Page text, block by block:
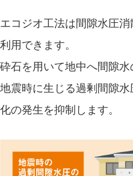
エコジオ工法は間隙水圧
利用できます。
砕石を用いて地中へ間隙水
地震時に生じる過剰間隙
化の発生を抑制します。